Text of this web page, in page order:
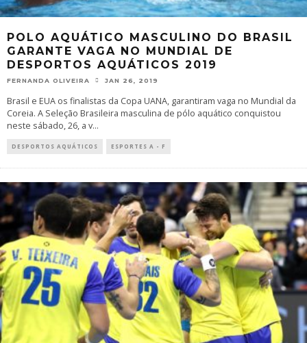
POLO AQUÁTICO MASCULINO DO BRASIL
GARANTE VAGA NO MUNDIAL DE
DESPORTOS AQUÁTICOS 2019
FERNANDA OLIVEIRA JAN 26, 2019
Brasil e EUA os finalistas da Copa UANA, garantiram vaga no Mundial da
Coreia. A Seleção Brasileira masculina de pólo aquático conquistou
neste sábado, 26, a v...
DESPORTOS AQUÁTICOS ESPORTES A - F